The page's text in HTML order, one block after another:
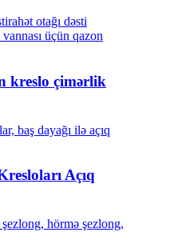
kreslo çimərlik
Açıq